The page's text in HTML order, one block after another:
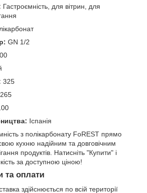
Гастроємність, для вітрин, для
GN 1/2
325
265
Іспанія
з полікарбонату FoREST прямо
кухню надійним та довговічним
продуктів. Натисніть "Купити" і
за доступною ціною!
та оплати
здійснюється по всій території